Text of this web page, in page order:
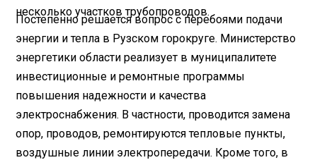
несколько участков трубопроводов.
Постепенно решается вопрос с перебоями подачи
энергии и тепла в Рузском горокруге. Министерство
энергетики области реализует в муниципалитете
инвестиционные и ремонтные программы
повышения надежности и качества
электроснабжения. В частности, проводится замена
опор, проводов, ремонтируются тепловые пункты,
воздушные линии электропередачи. Кроме того, в